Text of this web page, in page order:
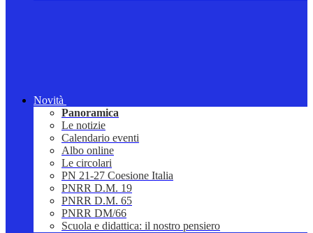
Novità
Panoramica
Le notizie
Calendario eventi
Albo online
Le circolari
PN 21-27 Coesione Italia
PNRR D.M. 19
PNRR D.M. 65
PNRR DM/66
Scuola e didattica: il nostro pensiero